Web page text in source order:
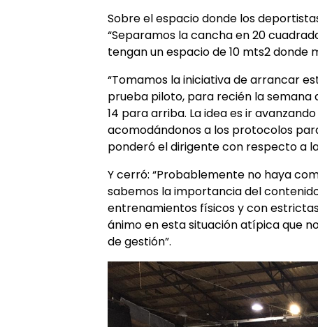
Sobre el espacio donde los
“Separamos la cancha en 20
tengan un espacio de 10 mts2 donde
“Tomamos la iniciativa de arrancar
prueba piloto, para recién la semana
14 para arriba. La idea es ir
acomodándonos a los protocolos
ponderó el dirigente con respecto a
Y cerró: “Probablemente no haya
sabemos la importancia del
entrenamientos físicos y con
ánimo en esta situación atípica que
de gestión”.